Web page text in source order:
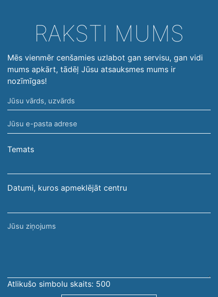
RAKSTI MUMS
Mēs vienmēr cenšamies uzlabot gan servisu, gan vidi
mums apkārt, tādēļ Jūsu atsauksmes mums ir
nozīmīgas!
Jūsu
vārds,
uzvārds
Jūsu
e-
pasta
Temats
Datumi, kuros apmeklējāt centru
Jūsu
Atlikušo simbolu skaits: 500